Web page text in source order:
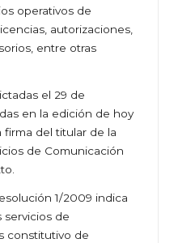
operativos de
autorizaciones,
entre otras
el 29 de
en la edición de hoy
firma del titular de la
de Comunicación
1/2009 indica
servicios de
constitutivo de